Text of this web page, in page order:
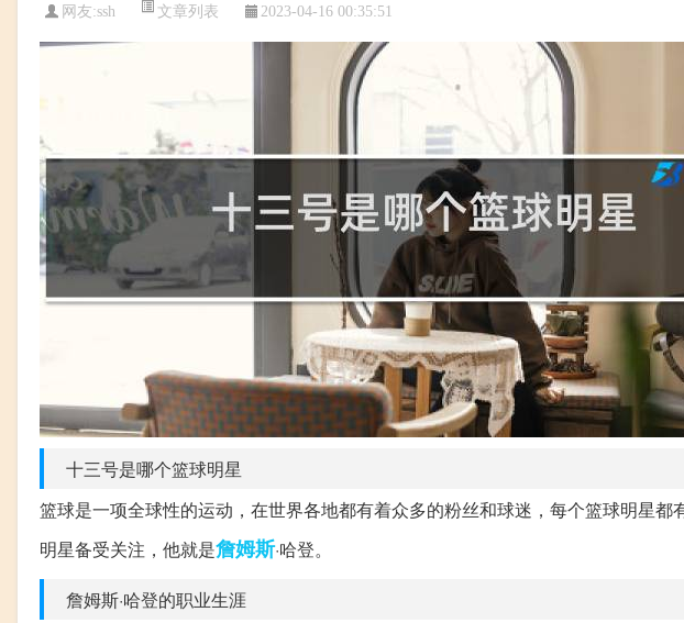
网友:ssh 文章列表 2023-04-16 00:35:51
十三号是哪个篮球明星
篮球是一项全球性的运动，在世界各地都有着众多的粉丝和球迷，每个篮球明星都
明星备受关注，他就是詹姆斯·哈登。
詹姆斯·哈登的职业生涯